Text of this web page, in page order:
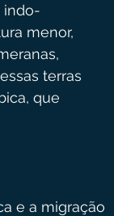
indo-
menor,
terras
que
e a migração